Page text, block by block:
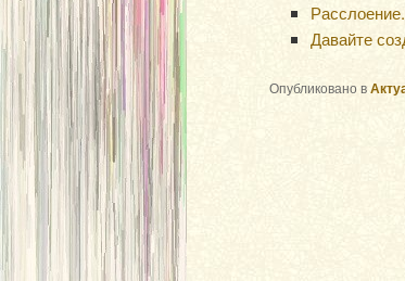
Давайте
Опубликовано в